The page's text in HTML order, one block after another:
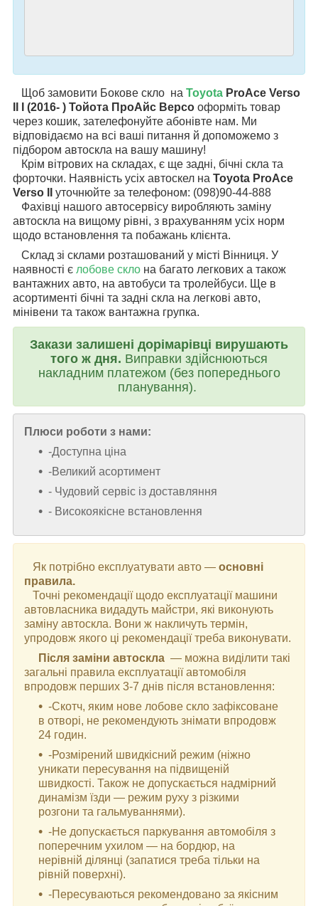
Щоб замовити Бокове скло на Toyota ProAce Verso
II I (2016- ) Тойота ПроАйс Версо оформіть товар
через кошик, зателефонуйте абонівте нам. Ми
відповідаємо на всі ваші питання й допоможемо з
підбором автоскла на вашу машину!
Крім вітрових на складах, є ще задні, бічні скла та
форточки. Наявність усіх автоскел на Toyota ProAce
Verso II уточнюйте за телефоном: (098)90-44-888
Фахівці нашого автосервісу виробляють заміну
автоскла на вищому рівні, з врахуванням усіх норм
щодо встановлення та побажань клієнта.
Склад зі склами розташований у місті Вінниця. У
наявності є лобове скло на багато легкових а також
вантажних авто, на автобуси та тролейбуси. Ще в
асортименті бічні та задні скла на легкові авто,
мінівени та також вантажна групка.
Закази залишені дорімарівці вирушають
того ж дня. Виправки здійснюються
накладним платежом (без попереднього
планування).
Плюси роботи з нами:
-Доступна ціна
-Великий асортимент
- Чудовий сервіс із доставляння
- Високоякісне встановлення
Як потрібно експлуатувати авто — основні
правила.
Точні рекомендації щодо експлуатації машини
автовласника видадуть майстри, які виконують
заміну автоскла. Вони ж накличуть термін,
упродовж якого ці рекомендації треба виконувати.
Після заміни автоскла — можна виділити такі
загальні правила експлуатації автомобіля
впродовж перших 3-7 днів після встановлення:
-Скотч, яким нове лобове скло зафіксоване
в отворі, не рекомендують знімати впродовж
24 годин.
-Розмірений швидкісний режим (ніжно
уникати пересування на підвищеній
швидкості. Також не допускається надмірний
динамізм їзди — режим руху з різкими
розгони та гальмуваннями).
-Не допускається паркування автомобіля з
поперечним ухилом — на бордюр, на
нерівній ділянці (запатися треба тільки на
рівній поверхні).
-Пересуваються рекомендовано за якісним